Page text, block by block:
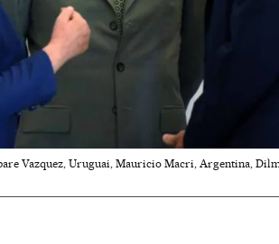
Vazquez, Uruguai, Mauricio Macri, Argentina,